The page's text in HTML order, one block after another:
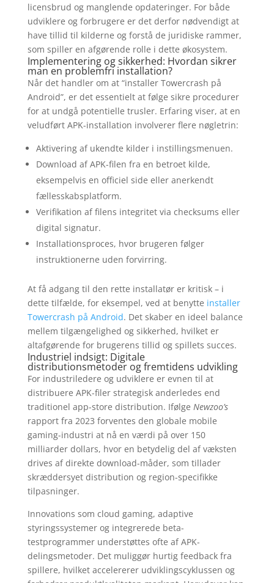
licensbrud og manglende opdateringer. For både
udviklere og forbrugere er det derfor nødvendigt at
have tillid til kilderne og forstå de juridiske rammer,
som spiller en afgørende rolle i dette økosystem.
Implementering og sikkerhed: Hvordan sikrer
man en problemfri installation?
Når det handler om at “installer Towercrash på
Android”, er det essentielt at følge sikre procedurer
for at undgå potentielle trusler. Erfaring viser, at en
veludført APK-installation involverer flere nøgletrin:
Aktivering af ukendte kilder i instillingsmenuen.
Download af APK-filen fra en betroet kilde,
eksempelvis en officiel side eller anerkendt
fællesskabsplatform.
Verifikation af filens integritet via checksums eller
digital signatur.
Installationsproces, hvor brugeren følger
instruktionerne uden forvirring.
At få adgang til den rette installatør er kritisk – i
dette tilfælde, for eksempel, ved at benytte installer
Towercrash på Android. Det skaber en ideel balance
mellem tilgængelighed og sikkerhed, hvilket er
altafgørende for brugerens tillid og spillets succes.
Industriel indsigt: Digitale
distributionsmetoder og fremtidens udvikling
For industriledere og udviklere er evnen til at
distribuere APK-filer strategisk anderledes end
traditionel app-store distribution. Ifølge Newzoo’s
rapport fra 2023 forventes den globale mobile
gaming-industri at nå en værdi på over 150
milliarder dollars, hvor en betydelig del af væksten
drives af direkte download-måder, som tillader
skræddersyet distribution og region-specifikke
tilpasninger.
Innovations som cloud gaming, adaptive
styringssystemer og integrerede beta-
testprogrammer understøttes ofte af APK-
delingsmetoder. Det muliggør hurtig feedback fra
spillere, hvilket accelererer udviklingscyklussen og